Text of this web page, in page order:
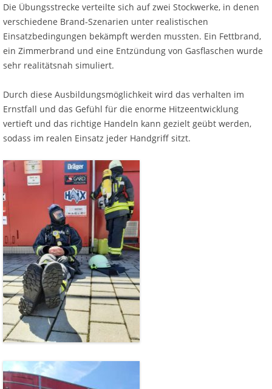
Die Übungsstrecke verteilte sich auf zwei Stockwerke, in denen
verschiedene Brand-Szenarien unter realistischen
Einsatzbedingungen bekämpft werden mussten. Ein Fettbrand,
ein Zimmerbrand und eine Entzündung von Gasflaschen wurde
sehr realitätsnah simuliert.
Durch diese Ausbildungsmöglichkeit wird das verhalten im
Ernstfall und das Gefühl für die enorme Hitzeentwicklung
vertieft und das richtige Handeln kann gezielt geübt werden,
sodass im realen Einsatz jeder Handgriff sitzt.